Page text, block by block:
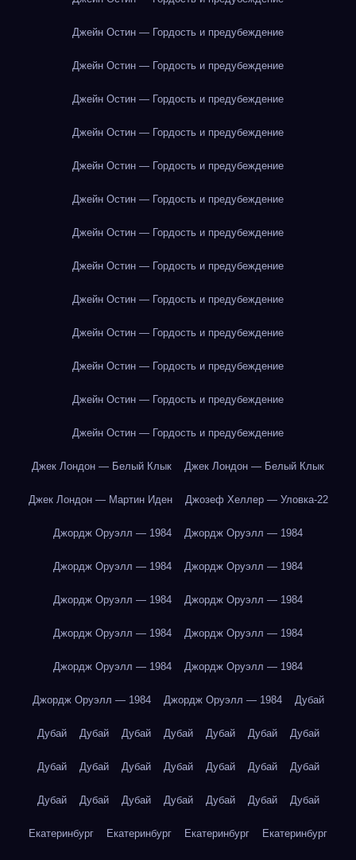
Джейн Остин — Гордость и предубеждение
Джейн Остин — Гордость и предубеждение
Джейн Остин — Гордость и предубеждение
Джейн Остин — Гордость и предубеждение
Джейн Остин — Гордость и предубеждение
Джейн Остин — Гордость и предубеждение
Джейн Остин — Гордость и предубеждение
Джейн Остин — Гордость и предубеждение
Джейн Остин — Гордость и предубеждение
Джейн Остин — Гордость и предубеждение
Джейн Остин — Гордость и предубеждение
Джейн Остин — Гордость и предубеждение
Джейн Остин — Гордость и предубеждение
Джек Лондон — Белый Клык Джек Лондон — Белый Клык
Джек Лондон — Мартин Иден Джозеф Хеллер — Уловка-22
Джордж Оруэлл — 1984 Джордж Оруэлл — 1984
Джордж Оруэлл — 1984 Джордж Оруэлл — 1984
Джордж Оруэлл — 1984 Джордж Оруэлл — 1984
Джордж Оруэлл — 1984 Джордж Оруэлл — 1984
Джордж Оруэлл — 1984 Джордж Оруэлл — 1984
Джордж Оруэлл — 1984 Джордж Оруэлл — 1984 Дубай
Дубай Дубай Дубай Дубай Дубай Дубай Дубай
Дубай Дубай Дубай Дубай Дубай Дубай Дубай
Дубай Дубай Дубай Дубай Дубай Дубай Дубай
Екатеринбург Екатеринбург Екатеринбург Екатеринбург